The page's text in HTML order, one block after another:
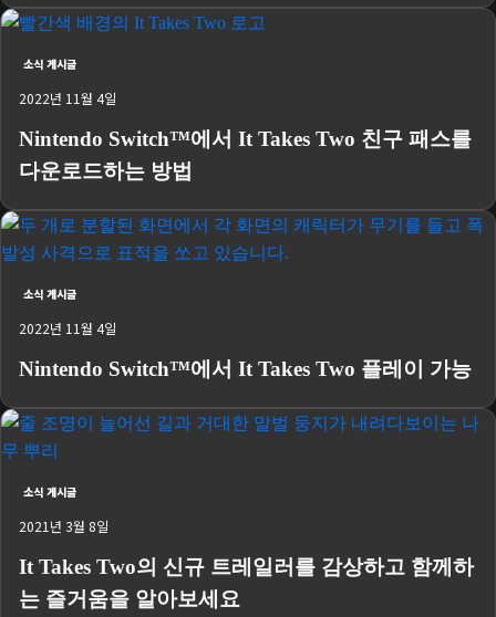
소식 게시글
2022년 11월 4일
Nintendo Switch™에서 It Takes Two 친구 패스를
다운로드하는 방법
소식 게시글
2022년 11월 4일
Nintendo Switch™에서 It Takes Two 플레이 가능
소식 게시글
2021년 3월 8일
It Takes Two의 신규 트레일러를 감상하고 함께하
는 즐거움을 알아보세요